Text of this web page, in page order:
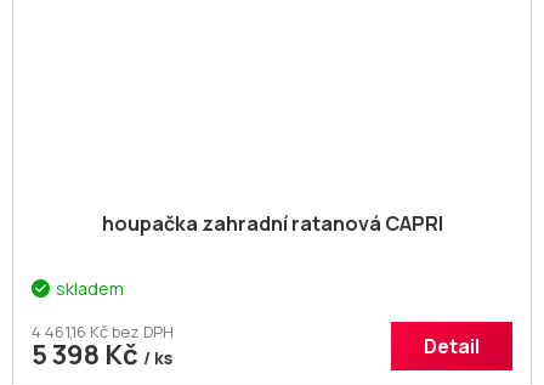
houpačka zahradní ratanová CAPRI
skladem
4 461,16 Kč bez DPH
5 398 Kč / ks Detail